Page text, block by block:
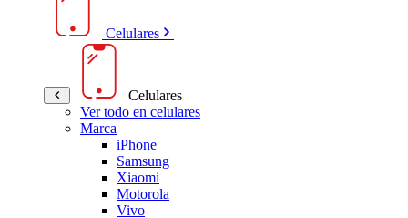
Celulares
Celulares
Ver todo en celulares
Marca
iPhone
Samsung
Xiaomi
Motorola
Vivo